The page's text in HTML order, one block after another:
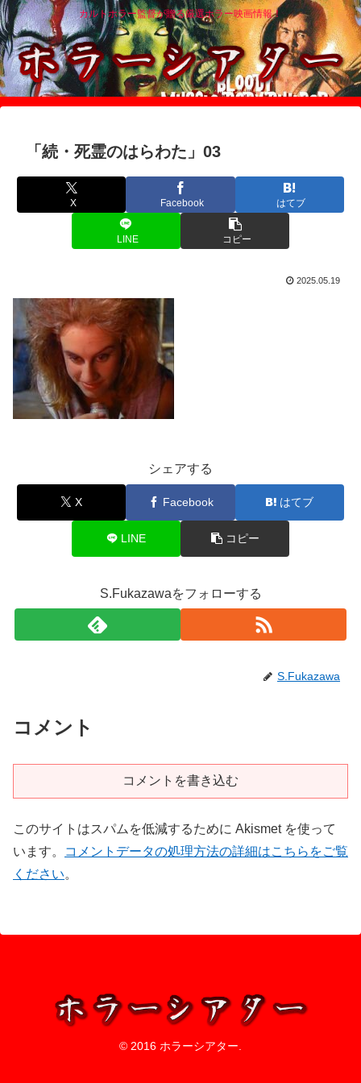
カルトホラー監督が贈る厳選ホラー映画情報！
「続・死霊のはらわた」03
X Facebook はてブ
LINE コピー
2025.05.19
シェアする
X Facebook はてブ
LINE コピー
S.Fukazawaをフォローする
S.Fukazawa
コメント
コメントを書き込む
このサイトはスパムを低減するために Akismet を使って
います。
コメントデータの処理方法の詳細はこちらをご覧
ください。
© 2016 ホラーシアター.